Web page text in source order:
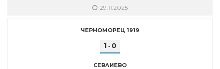
29.11.2025
ЧЕРНОМОРЕЦ 1919
1 - 0
СЕВЛИЕВО